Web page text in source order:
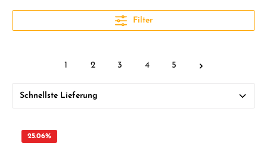
Filter
1 2 3 4 5
25.06%